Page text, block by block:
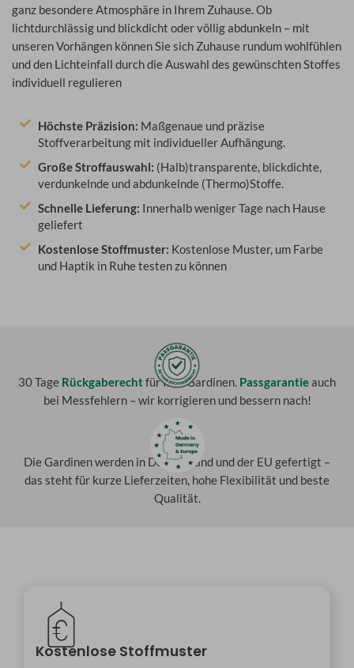
ganz besondere Atmosphäre in Ihrem Zuhause. Ob
lichtdurchlässig und blickdicht oder völlig abdunkeln – mit
unseren Vorhängen können Sie sich Zuhause rundum wohlfühlen
und den Lichteinfall durch die Auswahl des gewünschten Stoffes
individuell regulieren
Höchste Präzision: Maßgenaue und präzise
Stoffverarbeitung mit individueller Aufhängung.
Große Stroffauswahl: (Halb)transparente, blickdichte,
verdunkelnde und abdunkelnde (Thermo)Stoffe.
Schnelle Lieferung: Innerhalb weniger Tage nach Hause
geliefert
Kostenlose Stoffmuster: Kostenlose Muster, um Farbe
und Haptik in Ruhe testen zu können
30 Tage Rückgaberechtfür Ihre Gardinen. Passgarantieauch
bei Messfehlern – wir korrigieren und bessern nach!
Die Gardinen werden in Deutschland und der EU gefertigt –
das steht für kurze Lieferzeiten, hohe Flexibilität und beste
Qualität.
Kostenlose Stoffmuster